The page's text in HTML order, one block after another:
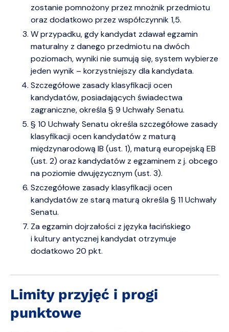
zostanie pomnożony przez mnożnik przedmiotu
oraz dodatkowo przez współczynnik 1,5.
W przypadku, gdy kandydat zdawał egzamin
maturalny z danego przedmiotu na dwóch
poziomach, wyniki nie sumują się, system wybierze
jeden wynik – korzystniejszy dla kandydata.
Szczegółowe zasady klasyfikacji ocen
kandydatów, posiadających świadectwa
zagraniczne, określa § 9 Uchwały Senatu.
§ 10 Uchwały Senatu określa szczegółowe zasady
klasyfikacji ocen kandydatów z maturą
międzynarodową IB (ust. 1), maturą europejską EB
(ust. 2) oraz kandydatów z egzaminem z j. obcego
na poziomie dwujęzycznym (ust. 3).
Szczegółowe zasady klasyfikacji ocen
kandydatów ze starą maturą określa § 11 Uchwały
Senatu.
Za egzamin dojrzałości z języka łacińskiego
i kultury antycznej kandydat otrzymuje
dodatkowo 20 pkt.
Limity przyjęć i progi
punktowe